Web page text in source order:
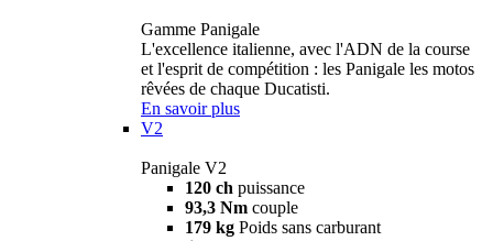
Gamme Panigale
L'excellence italienne, avec l'ADN de la course
et l'esprit de compétition : les Panigale les motos
rêvées de chaque Ducatisti.
En savoir plus
V2
Panigale V2
120 ch puissance
93,3 Nm couple
179 kg Poids sans carburant